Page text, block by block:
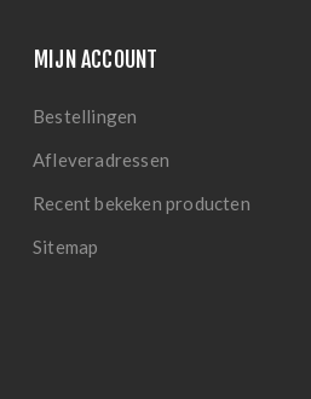
MIJN ACCOUNT
Bestellingen
Afleveradressen
Recent bekeken producten
Sitemap